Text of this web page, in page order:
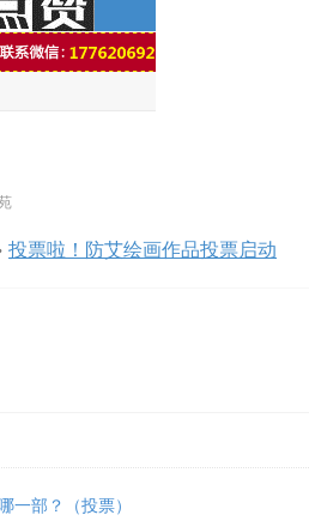
投票啦！防艾绘画作品投票启动
一部？（投票）